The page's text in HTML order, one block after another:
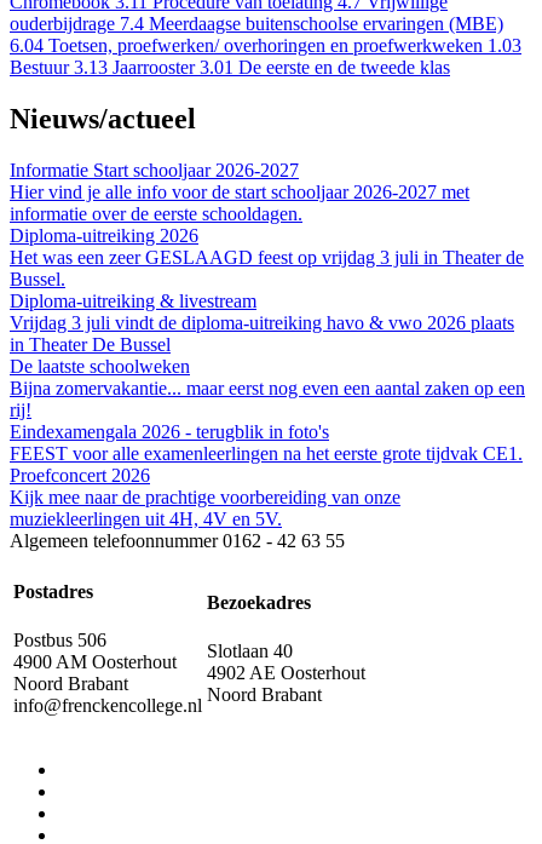
ouderbijdrage 7.4 Meerdaagse buitenschoolse ervaringen (MBE)
6.04 Toetsen, proefwerken/ overhoringen en proefwerkweken 1.03
Bestuur 3.13 Jaarrooster 3.01 De eerste en de tweede klas
Nieuws/actueel
Informatie Start schooljaar 2026-2027
Hier vind je alle info voor de start schooljaar 2026-2027 met
informatie over de eerste schooldagen.
Diploma-uitreiking 2026
Het was een zeer GESLAAGD feest op vrijdag 3 juli in Theater de
Bussel.
Diploma-uitreiking & livestream
Vrijdag 3 juli vindt de diploma-uitreiking havo & vwo 2026 plaats
in Theater De Bussel
De laatste schoolweken
Bijna zomervakantie... maar eerst nog even een aantal zaken op een
rij!
Eindexamengala 2026 - terugblik in foto's
FEEST voor alle examenleerlingen na het eerste grote tijdvak CE1.
Proefconcert 2026
Kijk mee naar de prachtige voorbereiding van onze
muziekleerlingen uit 4H, 4V en 5V.
Algemeen telefoonnummer0162 - 42 63 55
Postadres
Postbus 506
4900 AM Oosterhout
Noord Brabant
info@frenckencollege.nl
Bezoekadres
Slotlaan 40
4902 AE Oosterhout
Noord Brabant